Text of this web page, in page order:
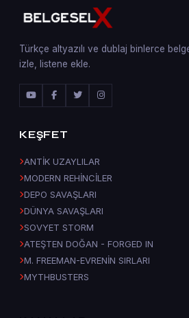
Türkçe altyazılı ve dublaj binlerce
izle, listene ekle.
KEŞFET
ANTİK UZAYLILAR
MODERN REHİNCİLER
DEPO SAVAŞLARI
DÜNYA SAVAŞLARI
SOVYET STORM
ATEŞTEN DOĞAN - FORGED IN
M. FREEMAN-EVRENİN SIRLARI
MYTHBUSTERS